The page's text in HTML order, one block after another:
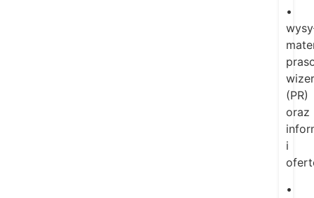
•
(PR)
oraz
i
•